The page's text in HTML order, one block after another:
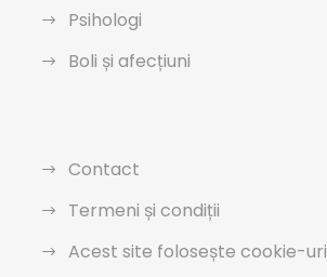
Psihologi
Boli și afecțiuni
Contact
Termeni și condiții
Acest site folosește cookie-uri